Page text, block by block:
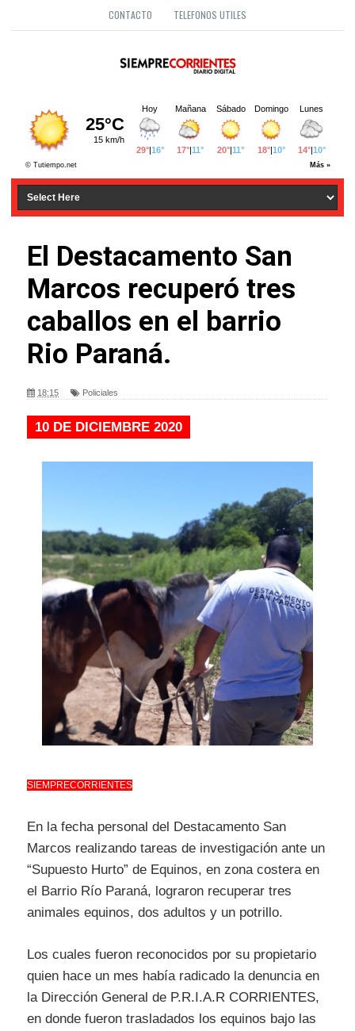
CONTACTO TELEFONOS UTILES
El Destacamento San
Marcos recuperó tres
caballos en el barrio
Rio Paraná.
18:15 Policiales
10 DE DICIEMBRE 2020
SIEMPRECORRIENTES
En la fecha personal del Destacamento San
Marcos realizando tareas de investigación ante un
“Supuesto Hurto” de Equinos, en zona costera en
el Barrio Río Paraná, lograron recuperar tres
animales equinos, dos adultos y un potrillo.
Los cuales fueron reconocidos por su propietario
quien hace un mes había radicado la denuncia en
la Dirección General de P.R.I.A.R CORRIENTES,
en donde fueron trasladados los equinos bajo las